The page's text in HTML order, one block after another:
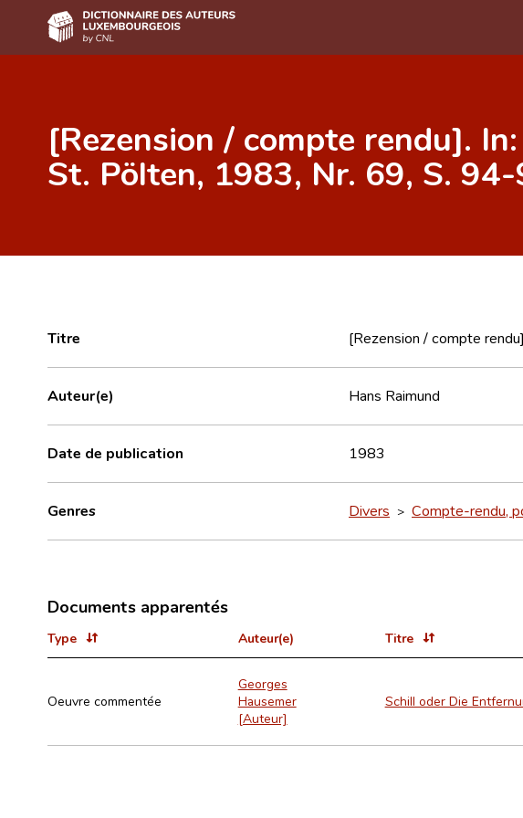
Auteur(e)s A-Z
Recherche avancée
[Rezension / compte rendu].
St. Pölten, 1983, Nr. 69, S.
Titre [Rezension / compte
Auteur(e) Hans Raimund
Date de publication 1983
Genres Divers > Compte-rendu,
Documents apparentés
Type Auteur(e) Titre
Oeuvre commentée
Georges
Hausemer
[Auteur]
Schill oder Die